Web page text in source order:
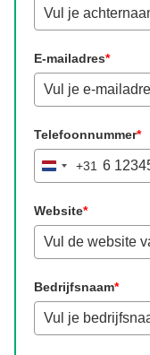
E-mailadres*
Telefoonnummer*
Netherlands
+31
Website*
Bedrijfsnaam*